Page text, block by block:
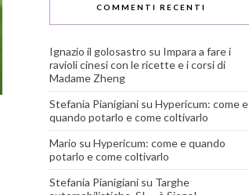
COMMENTI RECENTI
Ignazio il golosastro su Impara a fare i
ravioli cinesi con le ricette e i corsi di
Madame Zheng
Stefania Pianigiani su Hypericum: come e
quando potarlo e come coltivarlo
Mario su Hypericum: come e quando
potarlo e come coltivarlo
Stefania Pianigiani su Targhe